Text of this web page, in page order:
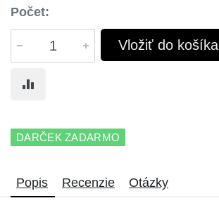
Počet:
Vložiť do košíka
DARČEK ZADARMO
Popis Recenzie Otázky